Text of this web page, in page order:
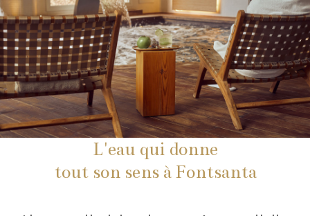
L'eau qui donne
tout son sens à Fontsanta